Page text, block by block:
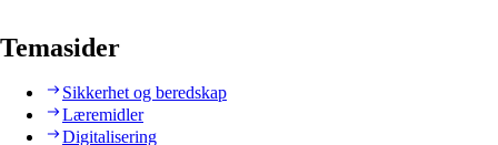
Temasider
Sikkerhet og beredskap
Læremidler
Digitalisering